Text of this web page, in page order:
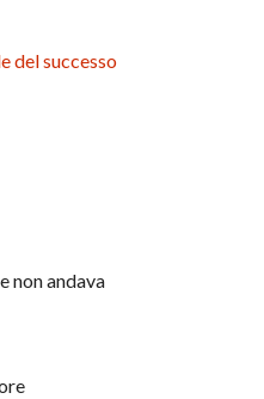
del successo
non andava